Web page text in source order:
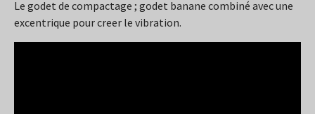
Le godet de compactage ; godet banane combiné avec une
excentrique pour creer le vibration.